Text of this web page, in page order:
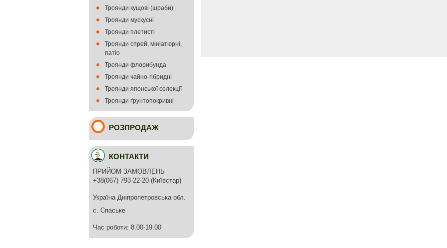
Троянди кущові (шраби)
Троянди мускусні
Троянди плетисті
Троянди спрей, мініатюрні,
патіо
Троянди флорибунда
Троянди чайно-гібридні
Троянди японської селекції
Троянди ґрунтопокривні
РОЗПРОДАЖ
КОНТАКТИ
ПРИЙОМ ЗАМОВЛЕНЬ
+38(067) 793-22-20 (Київстар)
Україна Дніпропетровська обл.
с. Спаське
Час роботи: 8.00-19.00